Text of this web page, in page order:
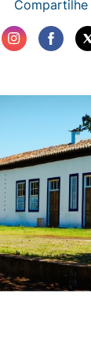
Compartilhe